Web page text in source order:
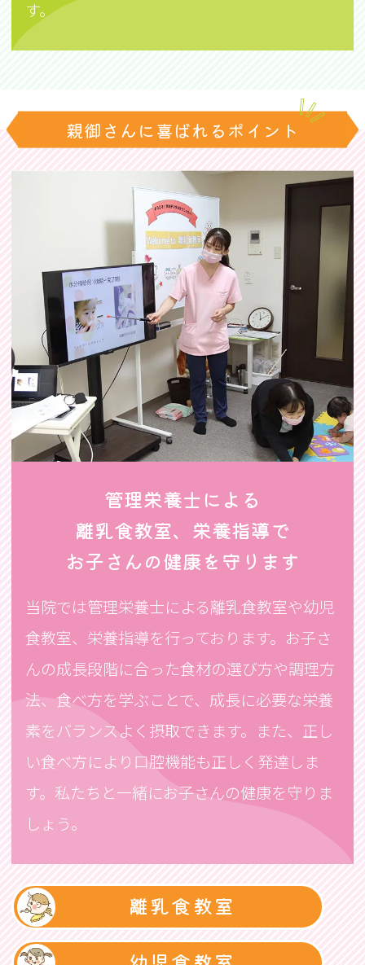
す。
親御さんに喜ばれるポイント
管理栄養士による
離乳食教室、栄養指導で
お子さんの健康を守ります
当院では管理栄養士による離乳食教室や幼児
食教室、栄養指導を行っております。お子さ
んの成長段階に合った食材の選び方や調理方
法、食べ方を学ぶことで、成長に必要な栄養
素をバランスよく摂取できます。また、正し
い食べ方により口腔機能も正しく発達しま
す。私たちと一緒にお子さんの健康を守りま
しょう。
離乳食教室